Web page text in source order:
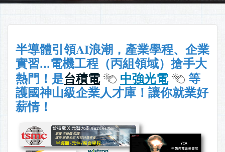
半導體引領AI浪潮，產業學程、企業
實習...電機工程（丙組領域）搶手大
熱門！ 是台積電 中強光電
等
護國神山級企業人才庫 ！讓你就業好
薪情！